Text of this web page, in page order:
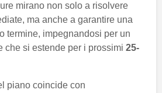
mirano non solo a risolvere
ma anche a garantire una
termine, impegnandosi per un
che si estende per i prossimi 25-
piano coincide con